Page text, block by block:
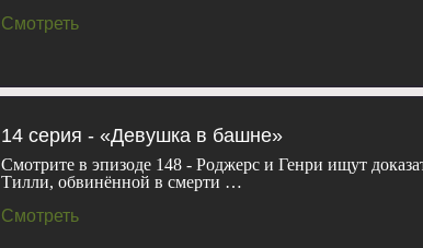
Смотреть
14 серия - «Девушка в башне»
Смотрите в эпизоде 148 - Роджерс и Генри ищут
Тилли, обвинённой в смерти …
Смотреть